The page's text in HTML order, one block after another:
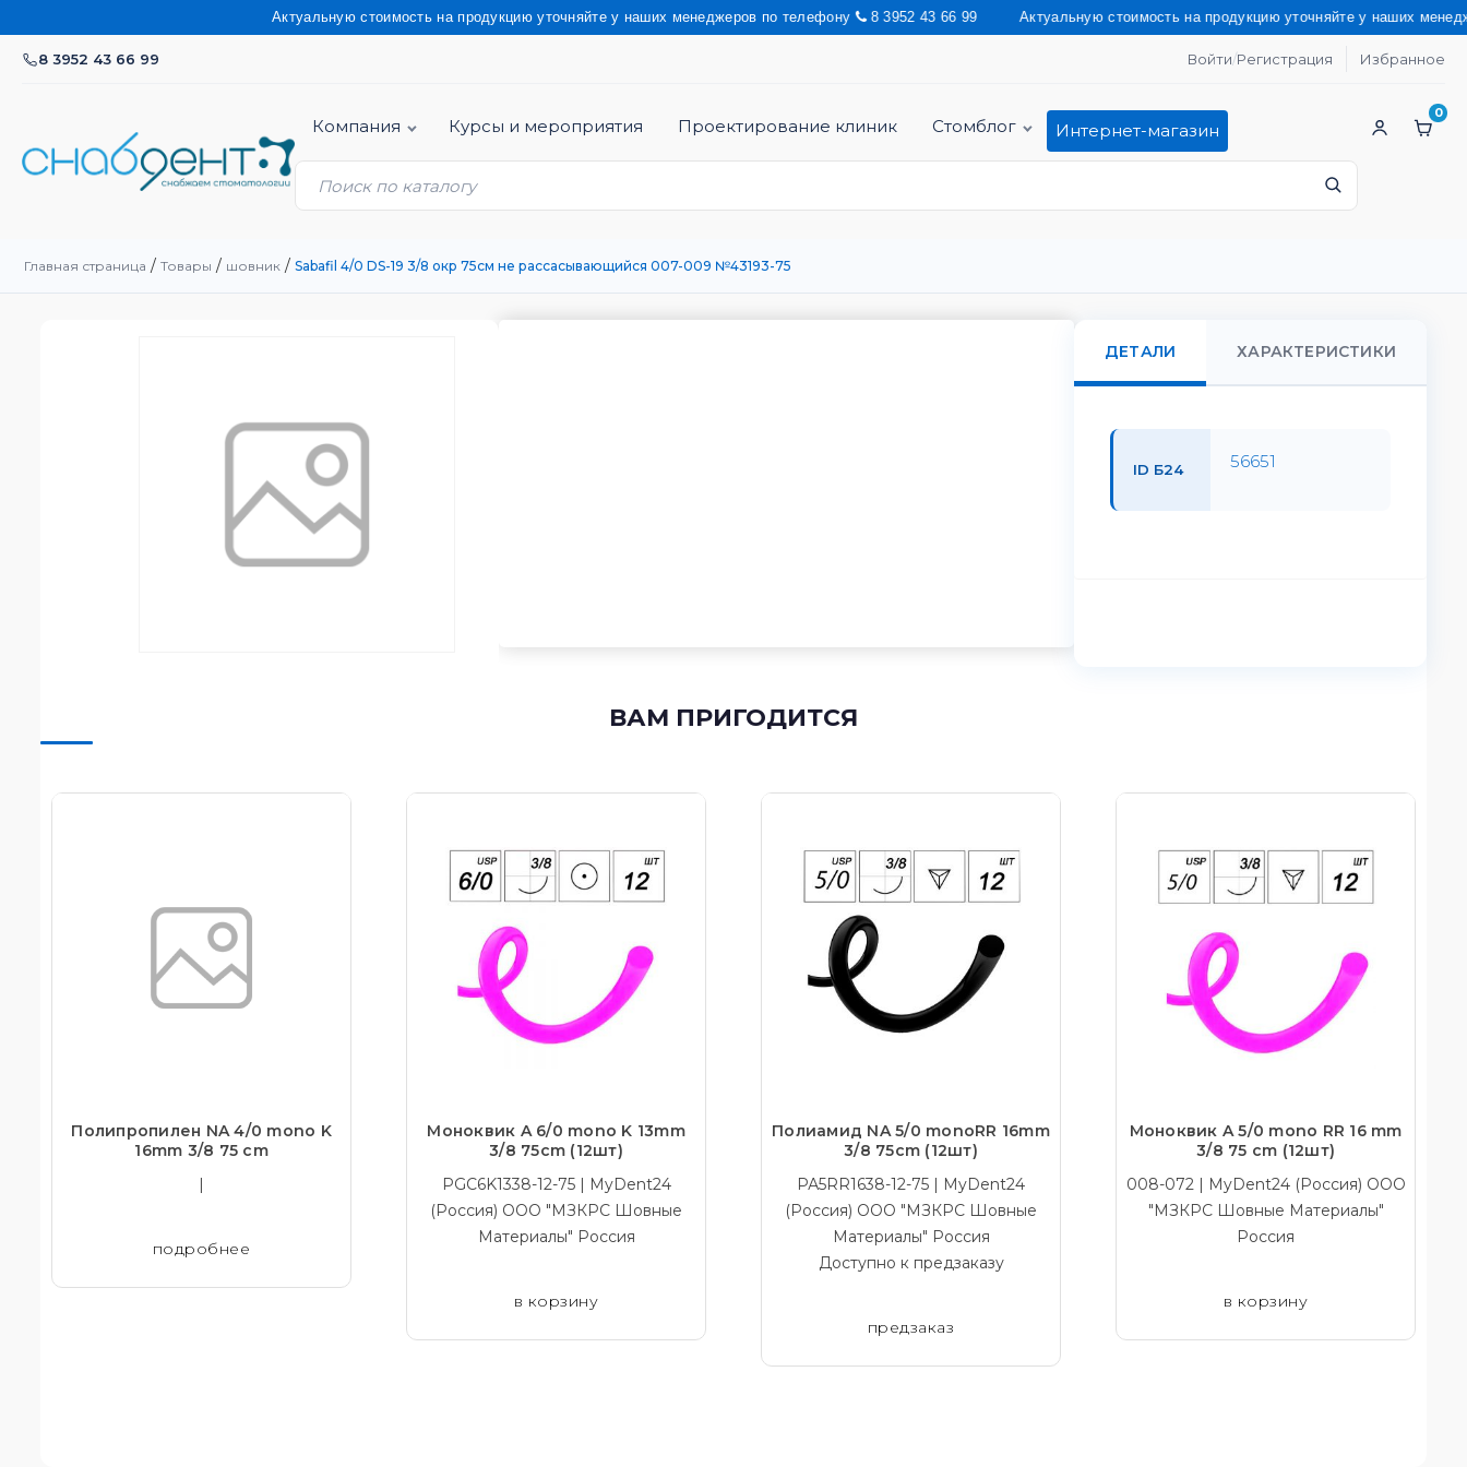
Актуальную стоимость на продукцию уточняйте у наших менеджеров по телефону 8 3952 43 66 99 Актуальную стоимость на продукцию уточняйте у наших менеджеров по
8 3952 43 66 99 Войти/Регистрация Избранное
Компания Курсы и мероприятия Проектирование клиник Стомблог Интернет-магазин
0
Главная страница / Товары / шовник / Sabafil 4/0 DS-19 3/8 окр 75см не рассасывающийся 007-009 №43193-75
ДЕТАЛИ ХАРАКТЕРИСТИКИ
ID Б24 56651
ВАМ ПРИГОДИТСЯ
Полипропилен NA 4/0 mono K
16mm 3/8 75 cm
|
подробнее
Моноквик A 6/0 mono K 13mm
3/8 75cm (12шт)
PGC6K1338-12-75 | MyDent24
(Россия) ООО "МЗКРС Шовные
Материалы" Россия
в корзину
Полиамид NA 5/0 monoRR 16mm
3/8 75cm (12шт)
РА5RR1638-12-75 | MyDent24
(Россия) ООО "МЗКРС Шовные
Материалы" Россия
Доступно к предзаказу
предзаказ
Моноквик A 5/0 mono RR 16 mm
3/8 75 cm (12шт)
008-072 | MyDent24 (Россия) ООО
"МЗКРС Шовные Материалы"
Россия
в корзину